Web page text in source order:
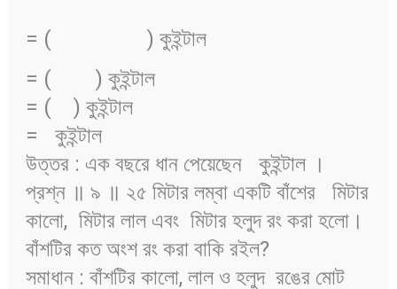
= (
) কুইন্টাল
= (
) কুইন্টাল
= (
) কুইন্টাল
=
কুইন্টাল
উত্তর : এক বছরে ধান পেয়েছেন
কুইন্টাল ।
প্রশ্ন ॥ ৯ ॥ ২৫ মিটার লম্বা একটি বাঁশের
মিটার
কালো, মিটার লাল এবং মিটার হলুদ রং করা হলো।
বাঁশটির কত অংশ রং করা বাকি রইল?
সমাধান : বাঁশটির কালো, লাল ও হলুদ রঙের মোট